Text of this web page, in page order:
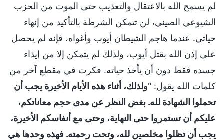
لم يسمح الله بالاعتقال والتعذيب حتى الموت من الحزب
الشيوعي الصيني، لن تتمكن الشرطة بالتأكيد من إنهاء
حياتي. عندما هاجم الشيطان أيوب وأغواه، فإنه لم يحصل
على إذن الله بقتل أيوب، ولذلك لم يتمكن إلا من إيذاء
جسده فقط دون أن يأخذ حياته. فكرت في مقطع آخر من
كلمات الله يقول: "ولذلك، أثناء هذه الأيام الأخيرة يجب أن
تحملوا الشهادة لله. بغض النظر عن مدى حجم معاناتكم،
عليكم أن تستمروا حتى النهاية، وحتى مع أنفاسكم الأخيرة،
يجب أن تظلوا مخلصين لله، وتحت رحمته. فهذه وحدها هي